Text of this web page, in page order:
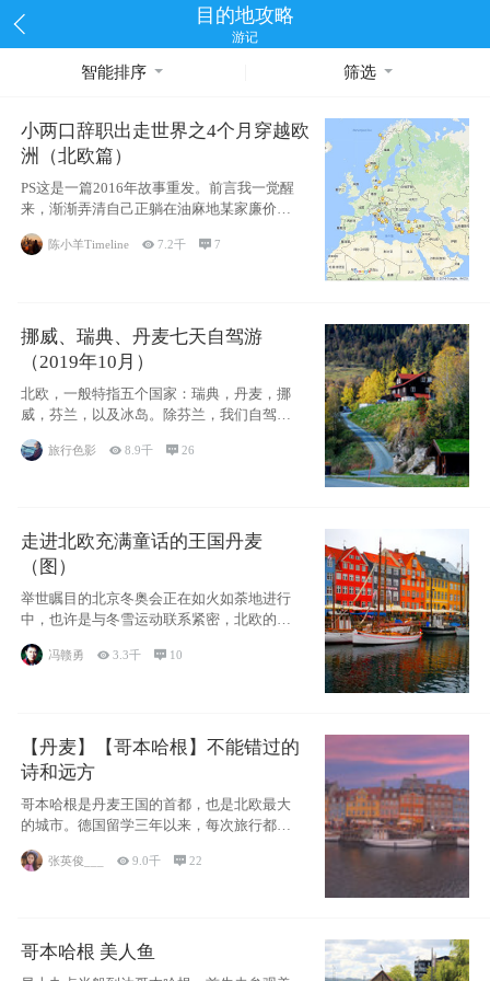
目的地攻略
游记
智能排序 筛选
小两口辞职出走世界之4个月穿越欧
洲（北欧篇）
PS这是一篇2016年故事重发。前言我一觉醒
来，渐渐弄清自己正躺在油麻地某家廉价宾
馆
陈小羊Timeline 7.2千 7
挪威、瑞典、丹麦七天自驾游
（2019年10月）
北欧，一般特指五个国家：瑞典，丹麦，挪
威，芬兰，以及冰岛。除芬兰，我们自驾游
旅行色影 8.9千 26
走进北欧充满童话的王国丹麦
（图）
举世瞩目的北京冬奥会正在如火如荼地进行
中，也许是与冬雪运动联系紧密，北欧的一
些国家因
冯赣勇 3.3千  10
【丹麦】【哥本哈根】不能错过的
诗和远方
哥本哈根是丹麦王国的首都，也是北欧最大
的城市。德国留学三年以来，每次旅行都是
张英俊___ 9.0千 22
哥本哈根 美人鱼